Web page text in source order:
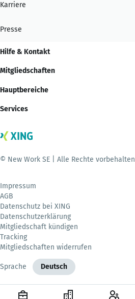
Karriere
Presse
Hilfe & Kontakt
Mitgliedschaften
Hauptbereiche
Services
© New Work SE | Alle Rechte vorbehalten
Impressum
AGB
Datenschutz bei XING
Datenschutzerklärung
Mitgliedschaft kündigen
Tracking
Mitgliedschaften widerrufen
Sprache Deutsch